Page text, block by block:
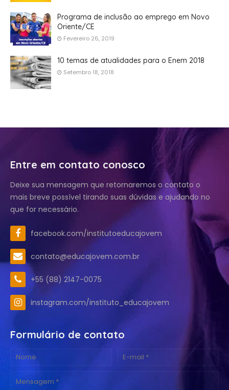
Programa de inclusão ao emprego em Novo
Oriente/CE
Fevereiro 26, 2019
10 temas de atualidades para o Enem 2018
Setembro 18, 2018
Entre em contato conosco
Deixe sua mensagem que retornaremos o contato o
mais breve possível tirando suas dúvidas e ajudando no
que for necessário.
facebook.com/institutoeducajovem
contato@educajovem.com.br
+55 (88) 2147-0075
instagram.com/instituto_educajovem
Formulário de contato